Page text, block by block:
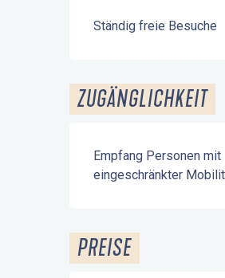
Ständig freie Besuche
ZUGÄNGLICHKEIT
Empfang Personen mit
eingeschränkter
PREISE